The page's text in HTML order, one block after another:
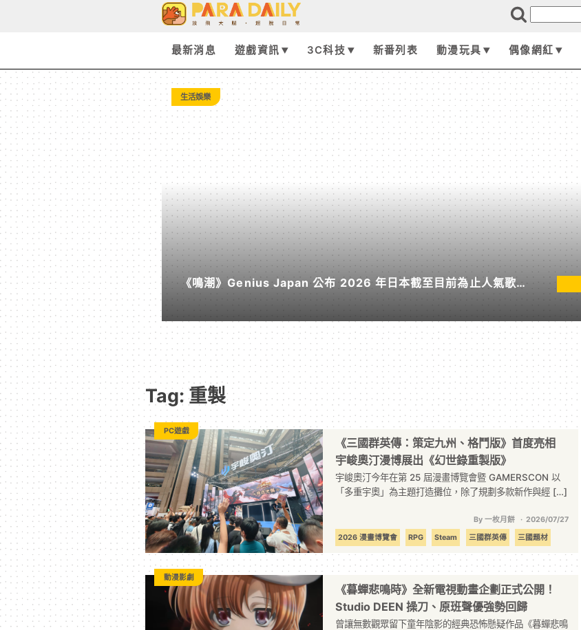
製
-
Paradaily
-
遊
戲
｜
動
漫
二
次
元
｜
3C
最新消息 遊戲資訊 3C科技 新番列表 動漫玩具 偶像網紅
生活娛樂
《鳴潮》Genius Japan 公布 2026 年日本截至目前為止人氣歌單
《遠航星的告別》&《自無垠處歸航之星》入榜
Tag: 重製
PC遊戲
《三國群英傳：策定九州、格鬥版》首度亮相
宇峻奧汀漫博展出《幻世錄重製版》
宇峻奧汀今年在第 25 屆漫畫博覽會暨 GAMERSCON 以
「多重宇奧」為主題打造攤位，除了規劃多款新作與經 […]
By 一枚月餅
2026/07/27
2026 漫畫博覽會
RPG Steam 三國群英傳 三國題材
回合制 宇峻奧汀 幻世錄 格鬥遊戲 重製
動漫影劇
《暮蟬悲鳴時》全新電視動畫企劃正式公開！
Studio DEEN 操刀、原班聲優強勢回歸
曾讓無數觀眾留下童年陰影的經典恐怖懸疑作品《暮蟬悲鳴